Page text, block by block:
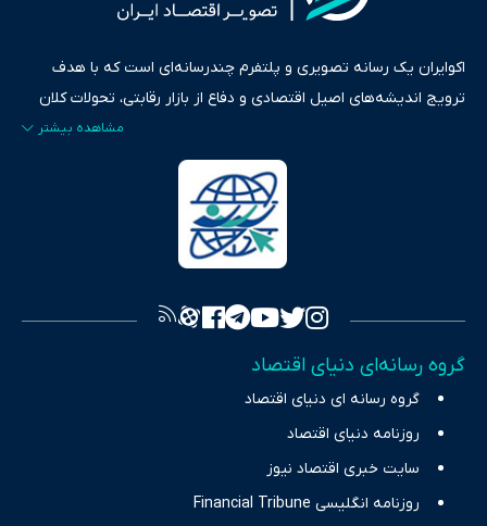
اکوایران یک رسانه تصویری و پلتفرم چندرسانه‌ای است که با هدف
ترویج اندیشه‌های اصیل اقتصادی و دفاع از بازار رقابتی، تحولات کلان
ایران و جهان را در قالب‌های ویدیو، پادکست، متن و گزارش‌های تحلیلی
پایش می‌کند. این رسانه به عنوان منبعی دقیق و قابل اعتماد، فراتر از
اطلاع‌رسانی صرف، به تبیین سیاست‌ها و کارکردهای بازارهای مالی،
سرمایه‌گذاری، تجارت و حوزه‌های نوظهور می‌پردازد. اکوایران با پایبندی
به اصول «انصاف، امانت و صداقت»، بستری برای انعکاس آراء متنوع
تصویری شفاف از واقعیت‌های اقتصادی ارائه دهد. ما در اکوایران با
چالش‌های فقر و بیکاری را جست‌وجو کرده و در کنار تحلیل آمارها،
نیازهای خبری مخاطبان در حوزه‌های اثرگذار بر اقتصاد را با رویکردی
حرفه‌ای و روزآمد پوشش می‌دهیم.
گروه رسانه‌ای دنیای اقتصاد
گروه رسانه ای دنیای اقتصاد
روزنامه دنیای اقتصاد
سایت خبری اقتصاد نیوز
روزنامه انگلیسی Financial Tribune